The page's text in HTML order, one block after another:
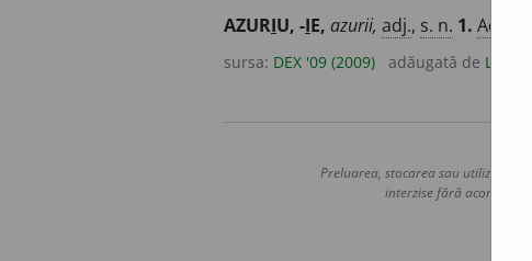
AZURIU, -IE, azurii, adj., s. n. 1. Adj.
sursa: DEX '09 (2009) adăugată de
Preluarea, stocarea sau utilizarea
interzise fără acordul